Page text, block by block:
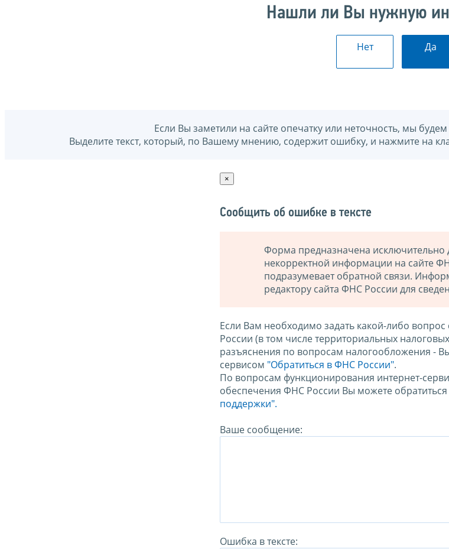
Нашли ли Вы нужную
Нет Да
Если Вы заметили на сайте опечатку или неточность, мы
Выделите текст, который, по Вашему мнению, содержит ошибку, и нажмите на
×
Сообщить об ошибке в тексте
Форма предназначена
некорректной информации на сайте
подразумевает обратной связи.
редактору сайта ФНС России для
Если Вам необходимо задать какой-либо
России (в том числе территориальных
разъяснения по вопросам налогообложения -
сервисом "Обратиться в ФНС России".
По вопросам функционирования интернет-
обеспечения ФНС России Вы можете обратиться
поддержки".
Ваше сообщение:
Ошибка в тексте: